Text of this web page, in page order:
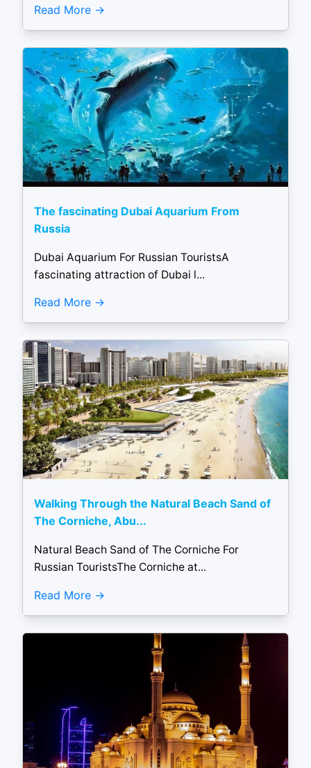
Read More
The fascinating Dubai Aquarium From
Russia
Dubai Aquarium For Russian TouristsA
fascinating attraction of Dubai l...
Read More
Walking Through the Natural Beach Sand of
The Corniche, Abu...
Natural Beach Sand of The Corniche For
Russian TouristsThe Corniche at...
Read More